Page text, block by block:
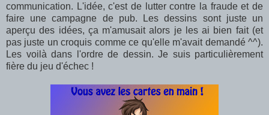
communication. L'idée, c'est de lutter contre la fraude et de
faire une campagne de pub. Les dessins sont juste un
aperçu des idées, ça m'amusait alors je les ai bien fait (et
pas juste un croquis comme ce qu'elle m'avait demandé ^^).
Les voilà dans l'ordre de dessin. Je suis particulièrement
fière du jeu d'échec !